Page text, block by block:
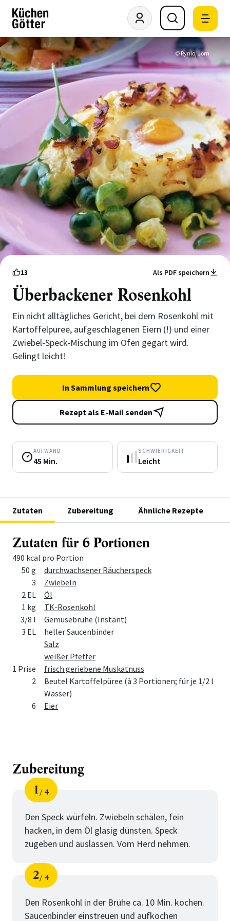
© Rynio, Jörn
13 Als PDF speichern
Überbackener Rosenkohl
Ein nicht alltägliches Gericht, bei dem Rosenkohl mit
Kartoffelpüree, aufgeschlagenen Eiern (!) und einer
Zwiebel-Speck-Mischung im Ofen gegart wird.
Gelingt leicht!
In Sammlung speichern
Rezept als E-Mail senden
AUFWAND
45 Min.
SCHWIERIGKEIT
Leicht
Zutaten Zubereitung Ähnliche Rezepte
Zutaten für 6 Portionen
490 kcal pro Portion
Menge Zutat
50 g
durchwachsener Räucherspeck
3
Zwiebeln
2 EL
Öl
1 kg
TK-Rosenkohl
3/8 l
Gemüsebrühe (Instant)
3 EL
heller Saucenbinder
Salz
weißer Pfeffer
1 Prise
frisch geriebene Muskatnuss
2
Beutel Kartoffelpüree (à 3 Portionen; für je 1/2 l
Wasser)
6
Eier
Zubereitung
Schritt
1
von
4
Den Speck würfeln. Zwiebeln schälen, fein
hacken, in dem Öl glasig dünsten. Speck
zugeben und auslassen. Vom Herd nehmen.
Schritt
2
von
4
Den Rosenkohl in der Brühe ca. 10 Min. kochen.
Saucenbinder einstreuen und aufkochen